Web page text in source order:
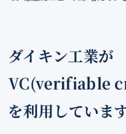
ダイキン工業が
VC(verifiable
を利用していま